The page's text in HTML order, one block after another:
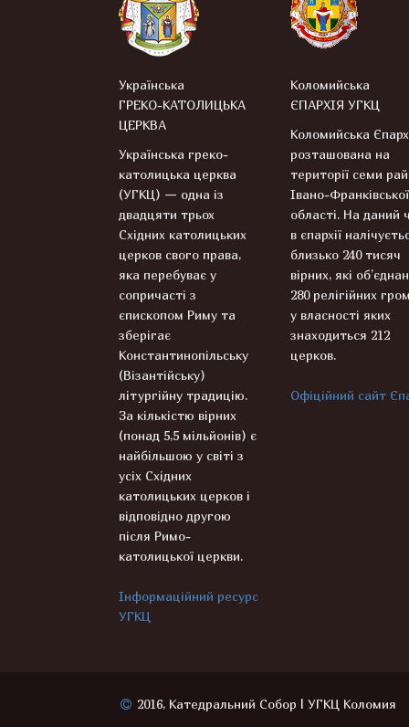
Українська
ГРЕКО-КАТОЛИЦЬКА
ЦЕРКВА
Українська греко-
католицька церква
(УГКЦ) — одна із
двадцяти трьох
Східних католицьких
церков свого права,
яка перебуває у
сопричасті з
єпископом Риму та
зберігає
Константинопільську
(Візантійську)
літургійну традицію.
За кількістю вірних
(понад 5,5 мільйонів) є
найбільшою у світі з
усіх Східних
католицьких церков і
відповідно другою
після Римо-
католицької церкви.
Інформаційний ресурс
УГКЦ
Коломийська
ЄПАРХІЯ УГКЦ
Коломийська
розташована на
території семи
Івано-Франківської
області. На даний
в єпархії
близько 240 тисяч
вірних, які
280 релігійних
у власності яких
знаходиться 212
церков.
Офіційний сайт
2016, Катедральний Собор | УГКЦ Коломия